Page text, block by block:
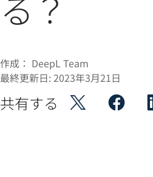
作成： DeepL Team
最終更新日:2023年3月21日
共有する